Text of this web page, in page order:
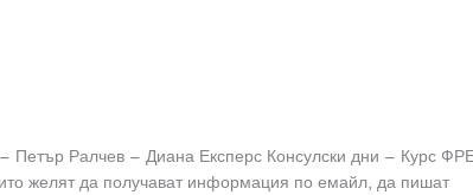
Ралчев – Диана Експерс Консулски дни – Курс
желят да получават информация по емайл, да пишат